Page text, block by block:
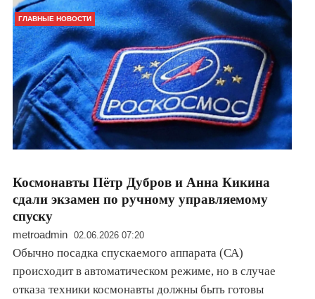
ГЛАВНЫЕ НОВОСТИ
Космонавты Пётр Дубров и Анна Кикина
сдали экзамен по ручному управляемому
спуску
metroadmin 02.06.2026 07:20
Обычно посадка спускаемого аппарата (СА)
происходит в автоматическом режиме, но в случае
отказа техники космонавты должны быть готовы